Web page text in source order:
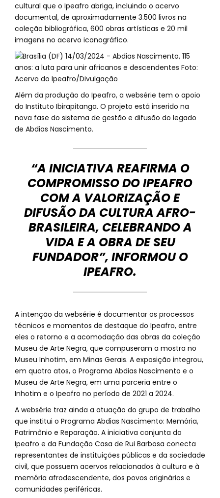
cultural que o Ipeafro abriga, incluindo o acervo
documental, de aproximadamente 3.500 livros na
coleção bibliográfica, 600 obras artísticas e 20 mil
imagens no acervo iconográfico.
Além da produção do Ipeafro, a websérie tem o apoio
do Instituto Ibirapitanga. O projeto está inserido na
nova fase do sistema de gestão e difusão do legado
de Abdias Nascimento.
“A INICIATIVA REAFIRMA O
COMPROMISSO DO IPEAFRO
COM A VALORIZAÇÃO E
DIFUSÃO DA CULTURA AFRO-
BRASILEIRA, CELEBRANDO A
VIDA E A OBRA DE SEU
FUNDADOR”, INFORMOU O
IPEAFRO.
A intenção da websérie é documentar os processos
técnicos e momentos de destaque do Ipeafro, entre
eles o retorno e a acomodação das obras da coleção
Museu de Arte Negra, que compuseram a mostra no
Museu Inhotim, em Minas Gerais. A exposição integrou,
em quatro atos, o Programa Abdias Nascimento e o
Museu de Arte Negra, em uma parceria entre o
Inhotim e o Ipeafro no período de 2021 a 2024.
A websérie traz ainda a atuação do grupo de trabalho
que institui o Programa Abdias Nascimento: Memória,
Patrimônio e Reparação. A iniciativa conjunta do
Ipeafro e da Fundação Casa de Rui Barbosa conecta
representantes de instituições públicas e da sociedade
civil, que possuem acervos relacionados à cultura e à
memória afrodescendente, dos povos originários e
comunidades periféricas.